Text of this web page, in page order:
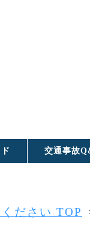
交通事故
ださい TOP